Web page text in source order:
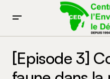
forestière du Cameroun
[Episode 3]